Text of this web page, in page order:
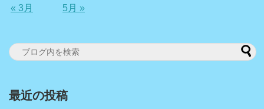
« 3月 5月 »
最近の投稿